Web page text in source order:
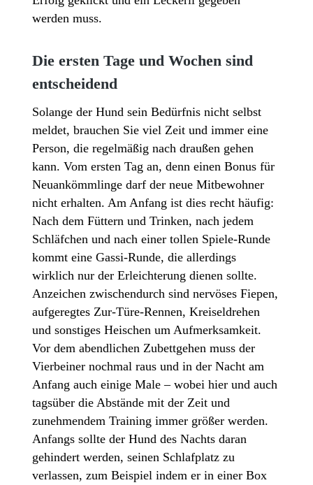
werden muss.
Die ersten Tage und Wochen sind
entscheidend
Solange der Hund sein Bedürfnis nicht selbst
meldet, brauchen Sie viel Zeit und immer eine
Person, die regelmäßig nach draußen gehen
kann. Vom ersten Tag an, denn einen Bonus für
Neuankömmlinge darf der neue Mitbewohner
nicht erhalten. Am Anfang ist dies recht häufig:
Nach dem Füttern und Trinken, nach jedem
Schläfchen und nach einer tollen Spiele-Runde
kommt eine Gassi-Runde, die allerdings
wirklich nur der Erleichterung dienen sollte.
Anzeichen zwischendurch sind nervöses Fiepen,
aufgeregtes Zur-Türe-Rennen, Kreiseldrehen
und sonstiges Heischen um Aufmerksamkeit.
Vor dem abendlichen Zubettgehen muss der
Vierbeiner nochmal raus und in der Nacht am
Anfang auch einige Male – wobei hier und auch
tagsüber die Abstände mit der Zeit und
zunehmendem Training immer größer werden.
Anfangs sollte der Hund des Nachts daran
gehindert werden, seinen Schlafplatz zu
verlassen, zum Beispiel indem er in einer Box